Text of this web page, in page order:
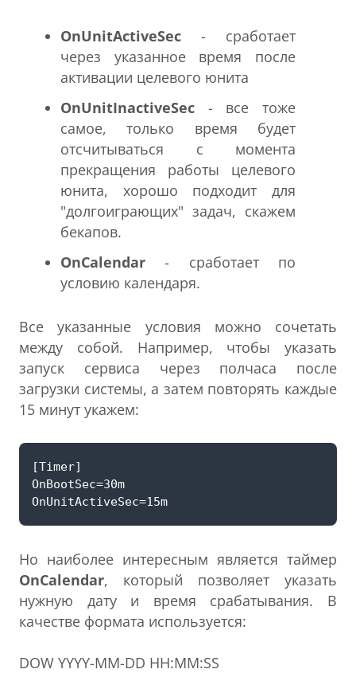
OnUnitActiveSec - сработает
через указанное время после
активации целевого юнита
OnUnitInactiveSec - все тоже
самое, только время будет
отсчитываться с момента
прекращения работы целевого
юнита, хорошо подходит для
"долгоиграющих" задач, скажем
бекапов.
OnCalendar - сработает по
условию календаря.
Все указанные условия можно сочетать
между собой. Например, чтобы указать
запуск сервиса через полчаса после
загрузки системы, а затем повторять каждые
15 минут укажем:
Но наиболее интересным является таймер
OnCalendar, который позволяет указать
нужную дату и время срабатывания. В
качестве формата используется:
DOW YYYY-MM-DD HH:MM:SS